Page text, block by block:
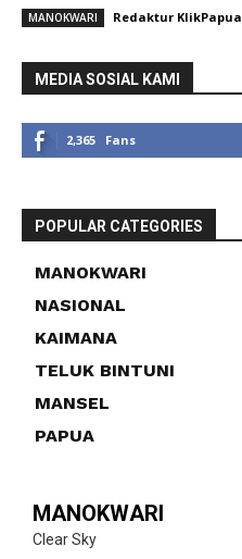
MANOKWARI Redaktur KlikPapua
MEDIA SOSIAL KAMI
2,365 Fans
POPULAR CATEGORIES
MANOKWARI
NASIONAL
KAIMANA
TELUK BINTUNI
MANSEL
PAPUA
MANOKWARI
Clear Sky